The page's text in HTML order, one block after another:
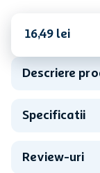
16,49 lei
Descriere
Specificatii
Review-uri